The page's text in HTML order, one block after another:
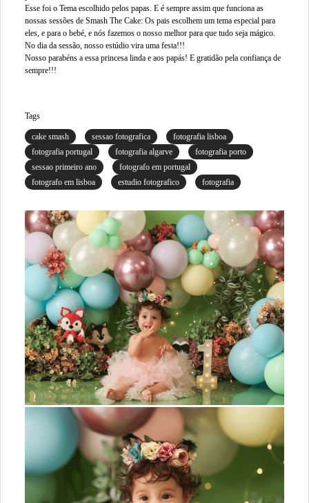
Esse foi o Tema escolhido pelos papas. E é sempre assim que funciona as
nossas sessões de Smash The Cake: Os pais escolhem um tema especial para
eles, e para o bebé, e nós fazemos o nosso melhor para que tudo seja mágico.
No dia da sessão, nosso estúdio vira uma festa!!!
Nosso parabéns a essa princesa linda e aos papás! E gratidão pela confiança de
sempre!!!
Tags
cake smash sessao fotografica
fotografia lisboa
fotografia portugal
fotografia algarve
fotografia porto
sessao primeiro ano
fotografo em portugal
fotografo em lisboa
estudio fotografico fotografia